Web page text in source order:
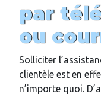
par
ou
Solliciter
clientèle est en
n’importe quoi.